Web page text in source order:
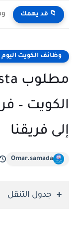
📁 قد يهمك
وظائف الكويت اليوم
الكويت –
إلى فريقنا
Omar.samada
جدول التنقل